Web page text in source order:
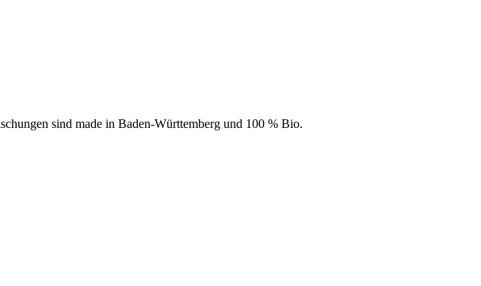
sind made in Baden-Württemberg und 100 % Bio.